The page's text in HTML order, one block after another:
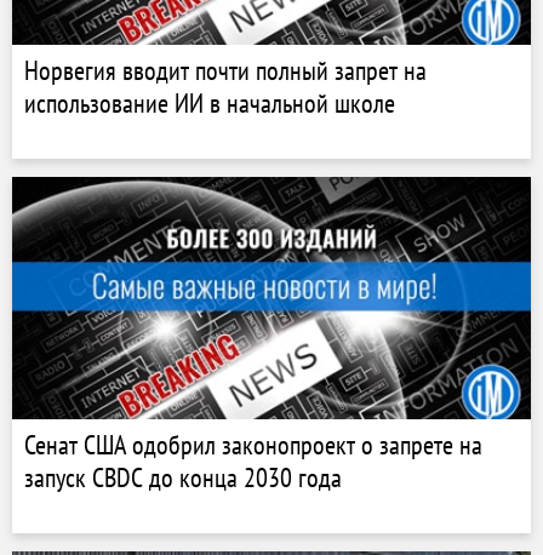
Норвегия вводит почти полный запрет на
использование ИИ в начальной школе
Сенат США одобрил законопроект о запрете на
запуск CBDC до конца 2030 года